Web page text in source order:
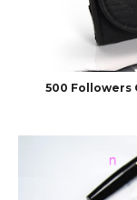
500 Followers